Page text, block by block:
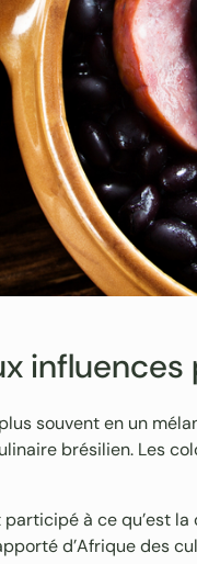
souvent en un
brésilien. Les
à ce qu’est
d’Afrique des